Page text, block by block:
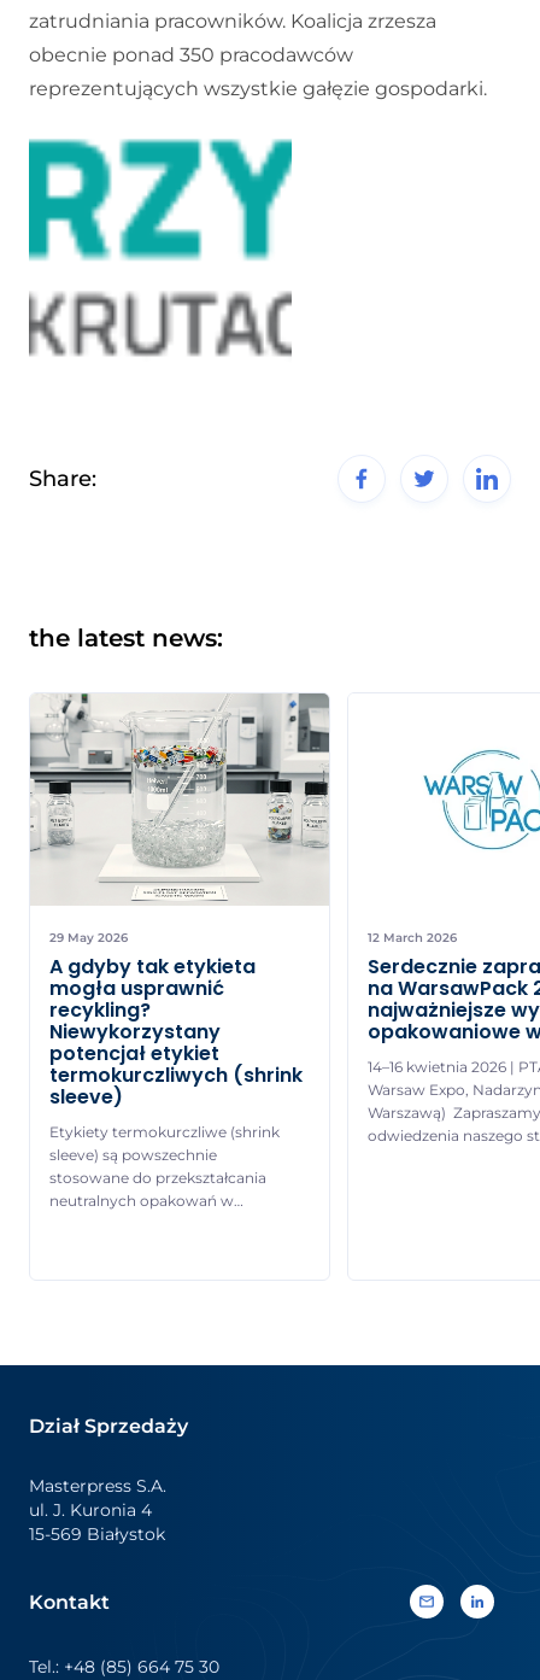
Share:
zatrudniania pracowników. Koalicja zrzesza
obecnie ponad 350 pracodawców
reprezentujących wszystkie gałęzie gospodarki.
the latest news:
29 May 2026
A gdyby tak etykieta
mogła usprawnić
recykling?
Niewykorzystany
potencjał etykiet
termokurczliwych (shrink
sleeve)
Etykiety termokurczliwe (shrink
sleeve) są powszechnie
stosowane do przekształcania
neutralnych opakowań w
treściami promocyjnymi. Dzięki
wykończeniom zapewniają silną
odpowiadając jednocześnie na
różnorodne potrzeby
komunikacyjne. Etykiety
termokurczliwe są […]
12 March 2026
Serdecznie
na WarsawPack
najważniejsze
opakowaniowe
14–16 kwietnia 2026 |
Warsaw Expo,
Warszawą)
odwiedzenia naszego
wysoce
Dział Sprzedaży
Masterpress S.A.
ul. J. Kuronia 4
15-569 Białystok
Kontakt
Tel.: +48 (85) 664 75 30